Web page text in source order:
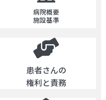
病院概要
施設基準
患者さんの
権利と責務